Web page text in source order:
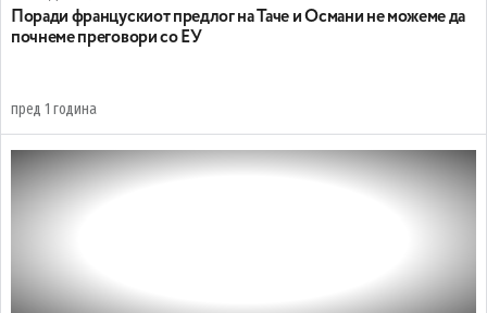
Поради францускиот предлог на Таче и Османи не можеме да
почнеме преговори со ЕУ
пред 1 година